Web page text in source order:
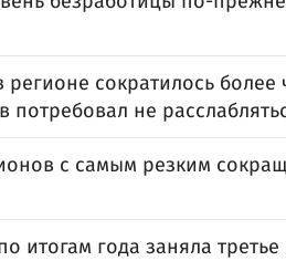
сократилось более
потребовал не
с самым резким
итогам года заняла